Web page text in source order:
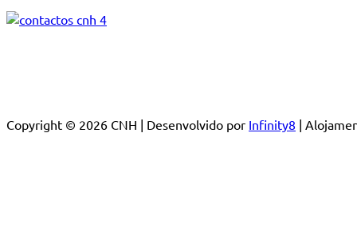
Copyright © 2026 CNH | Desenvolvido por Infinity8 |